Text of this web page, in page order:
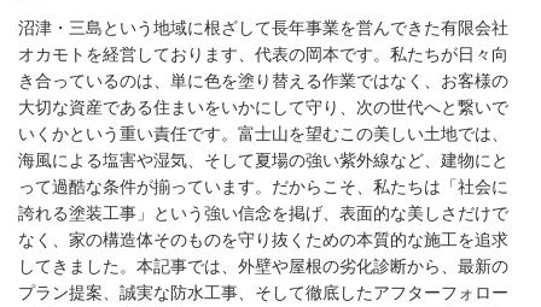
沼津・三島という地域に根ざして長年事業を営んできた有限会社
オカモトを経営しております、代表の岡本です。私たちが日々向
き合っているのは、単に色を塗り替える作業ではなく、お客様の
大切な資産である住まいをいかにして守り、次の世代へと繋いで
いくかという重い責任です。富士山を望むこの美しい土地では、
海風による塩害や湿気、そして夏場の強い紫外線など、建物にと
って過酷な条件が揃っています。だからこそ、私たちは「社会に
誇れる塗装工事」という強い信念を掲げ、表面的な美しさだけで
なく、家の構造体そのものを守り抜くための本質的な施工を追求
してきました。本記事では、外壁や屋根の劣化診断から、最新の
プラン提案、誠実な防水工事、そして徹底したアフターフォロー